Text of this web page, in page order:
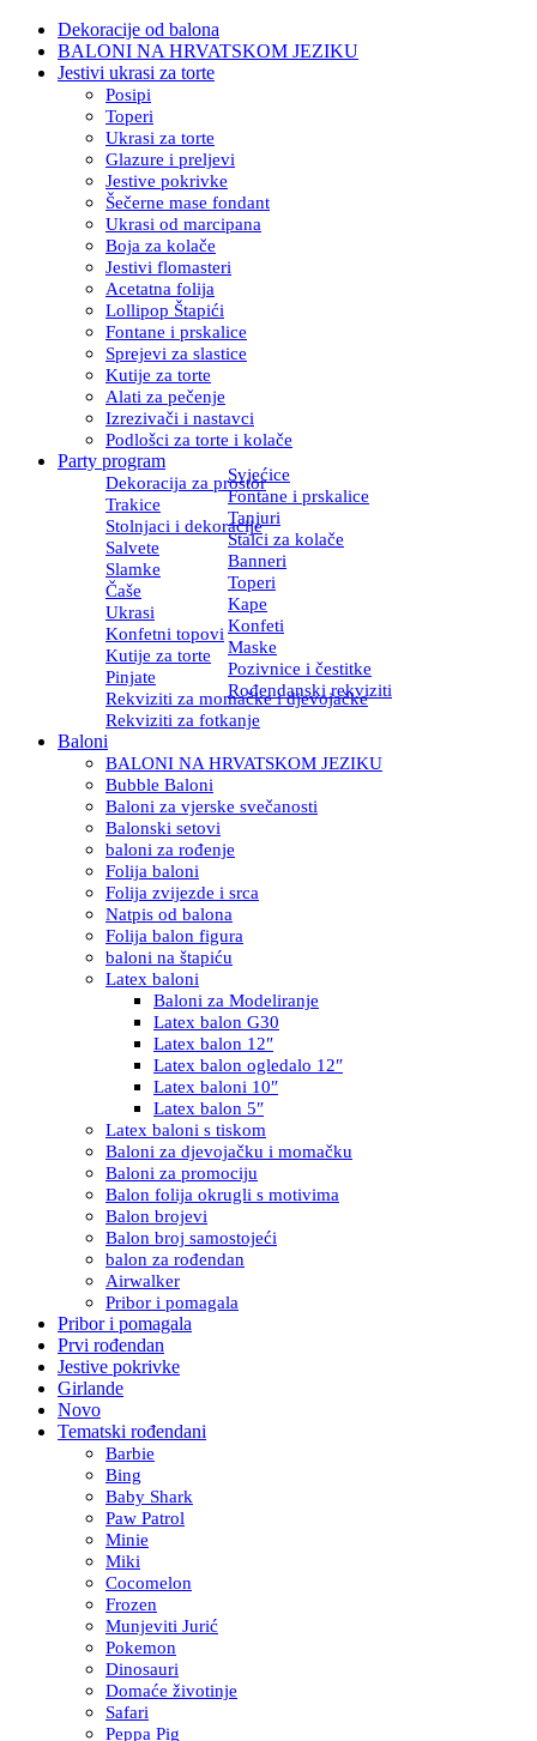
Dekoracije od balona
BALONI NA HRVATSKOM JEZIKU
Jestivi ukrasi za torte
Posipi
Toperi
Ukrasi za torte
Glazure i preljevi
Jestive pokrivke
Šečerne mase fondant
Ukrasi od marcipana
Boja za kolače
Jestivi flomasteri
Acetatna folija
Lollipop Štapići
Fontane i prskalice
Sprejevi za slastice
Kutije za torte
Alati za pečenje
Izrezivači i nastavci
Podlošci za torte i kolače
Party program
Dekoracija za prostor
Svjećice
Trakice
Fontane i prskalice
Stolnjaci i dekoracije
Tanjuri
Salvete
Stalci za kolače
Slamke
Banneri
Čaše
Toperi
Ukrasi
Kape
Konfetni topovi Konfeti
Kutije za torte
Maske
Pinjate
Pozivnice i čestitke
Rekviziti za momačke i djevojačke
Rođendanski rekviziti
Rekviziti za fotkanje
Baloni
BALONI NA HRVATSKOM JEZIKU
Bubble Baloni
Baloni za vjerske svečanosti
Balonski setovi
baloni za rođenje
Folija baloni
Folija zvijezde i srca
Natpis od balona
Folija balon figura
baloni na štapiću
Latex baloni
Baloni za Modeliranje
Latex balon G30
Latex balon 12″
Latex balon ogledalo 12″
Latex baloni 10″
Latex balon 5″
Latex baloni s tiskom
Baloni za djevojačku i momačku
Baloni za promociju
Balon folija okrugli s motivima
Balon brojevi
Balon broj samostojeći
balon za rođendan
Airwalker
Pribor i pomagala
Pribor i pomagala
Prvi rođendan
Jestive pokrivke
Girlande
Novo
Tematski rođendani
Barbie
Bing
Baby Shark
Paw Patrol
Minie
Miki
Cocomelon
Frozen
Munjeviti Jurić
Pokemon
Dinosauri
Domaće životinje
Safari
Peppa Pig